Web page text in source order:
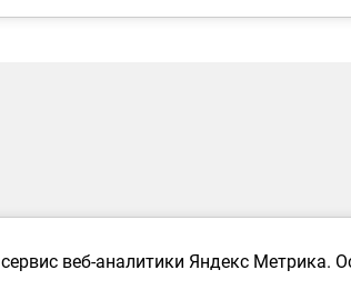
веб-аналитики Яндекс Метрика.